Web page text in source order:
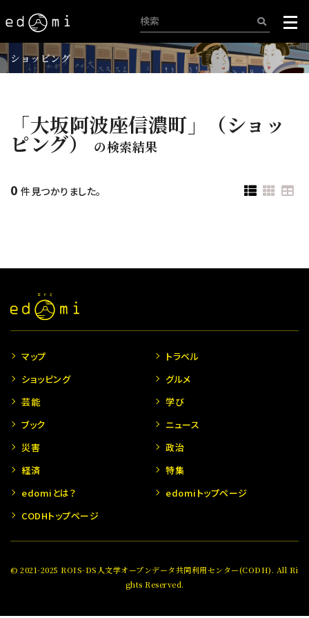
ショッピング
「大坂阿波座信濃町」（ショッ
ピング） の検索結果
0 件見つかりました。
マップ
トラベル
ショッピング
グルメ
芸能
学び
ブック
ニュース
災害
政治
経済
特集
edomiとは？
edomiトップページ
CODHトップページ
© 2021-2025 ROIS-DS人文学オープンデータ共同利用センター(CODH). All Ri
ghts Reserved.